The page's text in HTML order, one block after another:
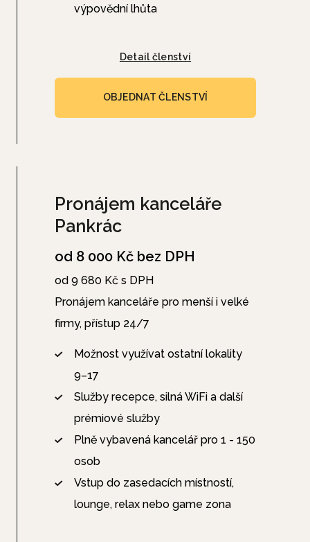
výpovědní lhůta
Detail členství
OBJEDNAT ČLENSTVÍ
Pronájem kanceláře
Pankrác
od 8 000 Kč bez DPH
od 9 680 Kč s DPH
Pronájem kanceláře pro menší i velké
firmy, přístup 24/7
Možnost využívat ostatní lokality
9–17
Služby recepce, silná WiFi a další
prémiové služby
Plně vybavená kancelář pro 1 - 150
osob
Vstup do zasedacích místností,
lounge, relax nebo game zona